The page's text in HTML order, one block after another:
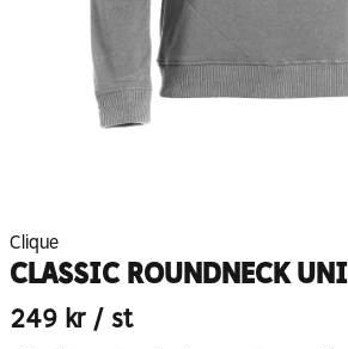
Clique
CLASSIC ROUNDNECK
249 kr / st